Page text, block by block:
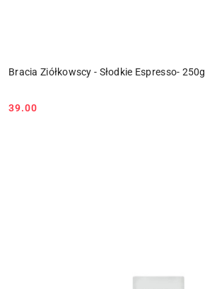
Bracia Ziółkowscy - Słodkie Espresso- 250g
Cena:
39.00